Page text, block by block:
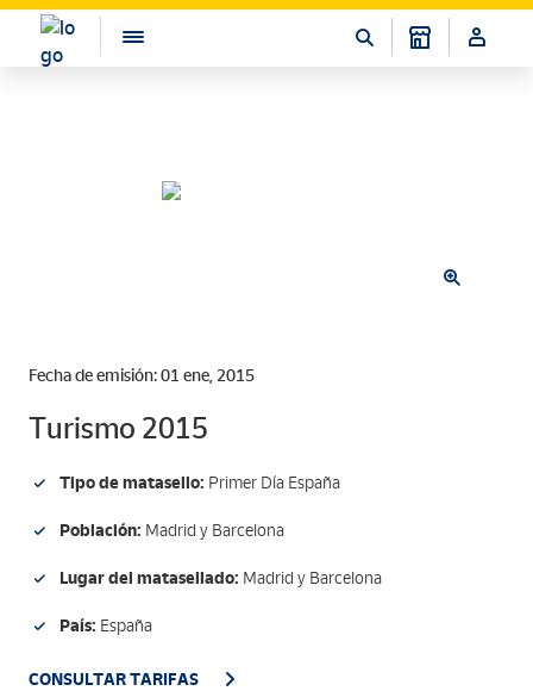
Fecha de emisión: 01 ene, 2015
Turismo 2015
Tipo de matasello: Primer Día España
Población: Madrid y Barcelona
Lugar del matasellado: Madrid y Barcelona
País: España
CONSULTAR TARIFAS